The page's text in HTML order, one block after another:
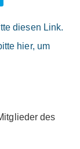
diesen Link.
hier, um
des